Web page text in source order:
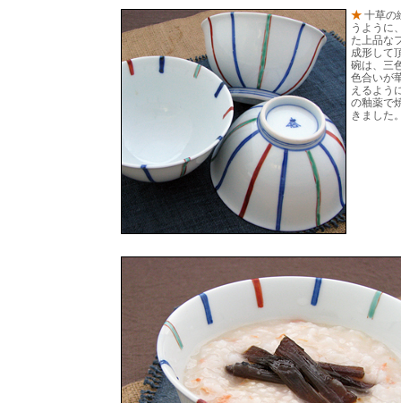
★ 十草の
うように
た上品な
成形して
碗は、三
色合いが
えるよう
の釉薬で
きました